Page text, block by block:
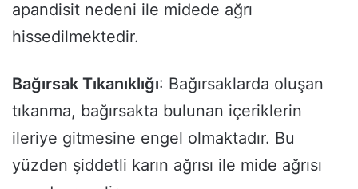
apandisit nedeni ile midede ağrı
hissedilmektedir.
Bağırsak Tıkanıklığı: Bağırsaklarda oluşan
tıkanma, bağırsakta bulunan içeriklerin
ileriye gitmesine engel olmaktadır. Bu
yüzden şiddetli karın ağrısı ile mide ağrısı